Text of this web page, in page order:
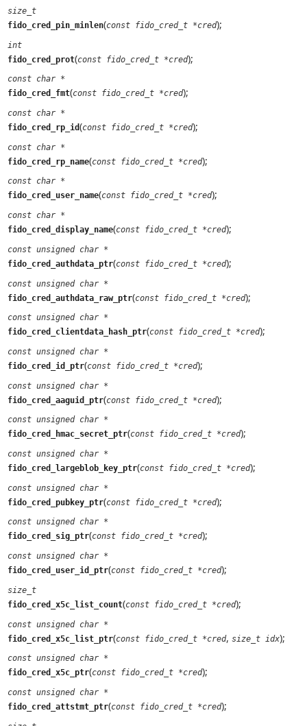
size_t
fido_cred_pin_minlen(const fido_cred_t *cred);
int
fido_cred_prot(const fido_cred_t *cred);
const char *
fido_cred_fmt(const fido_cred_t *cred);
const char *
fido_cred_rp_id(const fido_cred_t *cred);
const char *
fido_cred_rp_name(const fido_cred_t *cred);
const char *
fido_cred_user_name(const fido_cred_t *cred);
const char *
fido_cred_display_name(const fido_cred_t *cred);
const unsigned char *
fido_cred_authdata_ptr(const fido_cred_t *cred);
const unsigned char *
fido_cred_authdata_raw_ptr(const fido_cred_t *cred);
const unsigned char *
fido_cred_clientdata_hash_ptr(const fido_cred_t *cred);
const unsigned char *
fido_cred_id_ptr(const fido_cred_t *cred);
const unsigned char *
fido_cred_aaguid_ptr(const fido_cred_t *cred);
const unsigned char *
fido_cred_hmac_secret_ptr(const fido_cred_t *cred);
const unsigned char *
fido_cred_largeblob_key_ptr(const fido_cred_t *cred);
const unsigned char *
fido_cred_pubkey_ptr(const fido_cred_t *cred);
const unsigned char *
fido_cred_sig_ptr(const fido_cred_t *cred);
const unsigned char *
fido_cred_user_id_ptr(const fido_cred_t *cred);
size_t
fido_cred_x5c_list_count(const fido_cred_t *cred);
const unsigned char *
fido_cred_x5c_list_ptr(const fido_cred_t *cred, size_t idx);
const unsigned char *
fido_cred_x5c_ptr(const fido_cred_t *cred);
const unsigned char *
fido_cred_attstmt_ptr(const fido_cred_t *cred);